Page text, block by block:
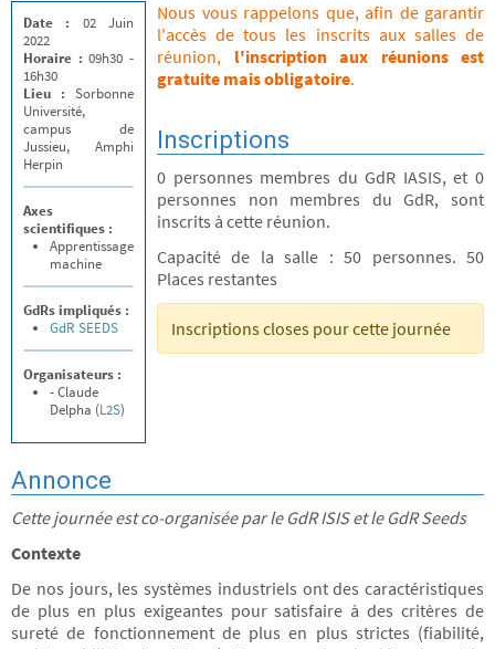
Date : 02 Juin
2022
Horaire :09h30 -
16h30
Lieu : Sorbonne
Université,
campus de
Jussieu, Amphi
Herpin
Axes
scientifiques :
Apprentissage
machine
GdRs impliqués :
GdR SEEDS
Organisateurs :
- Claude
Delpha (L2S)
Nous vous rappelons que, afin de garantir
l'accès de tous les inscrits aux salles de
réunion, l'inscription aux réunions est
gratuite mais obligatoire.
Inscriptions
0 personnes membres du GdR IASIS, et 0
personnes non membres du GdR, sont
inscrits à cette réunion.
Capacité de la salle : 50 personnes. 50
Places restantes
Inscriptions closes pour cette journée
Annonce
Cette journée est co-organisée par le GdR ISIS et le GdR Seeds
Contexte
De nos jours, les systèmes industriels ont des caractéristiques
de plus en plus exigeantes pour satisfaire à des critères de
sureté de fonctionnement de plus en plus strictes (fiabilité,